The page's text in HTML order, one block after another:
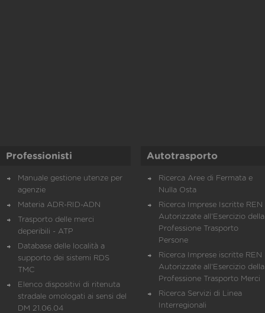
Professionisti
Manuale gestione utenze per
agenzie
Materia ADR-RID-ADN
Trasporto delle merci
deperibili - ATP
Database delle località a
supporto dei sistemi RDS
TMC
Elenco dispositivi di ritenuta
stradale omologati ai sensi del
DM 21.06.04
Autotrasporto
Ricerca Aree di Fermata e
Nulla Osta
Ricerca Imprese Iscritte REN
Autorizzate all'Esercizio della
Professione Trasporto
Persone
Ricerca Imprese iscritte REN
Autorizzate all'Esercizio della
Professione Trasporto Merci
Ricerca Servizi di Linea
Interregionali